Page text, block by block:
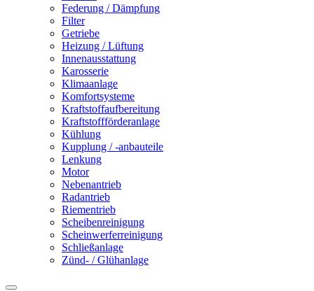
Federung / Dämpfung
Filter
Getriebe
Heizung / Lüftung
Innenausstattung
Karosserie
Klimaanlage
Komfortsysteme
Kraftstoffaufbereitung
Kraftstoffförderanlage
Kühlung
Kupplung / -anbauteile
Lenkung
Motor
Nebenantrieb
Radantrieb
Riementrieb
Scheibenreinigung
Scheinwerferreinigung
Schließanlage
Zünd- / Glühanlage